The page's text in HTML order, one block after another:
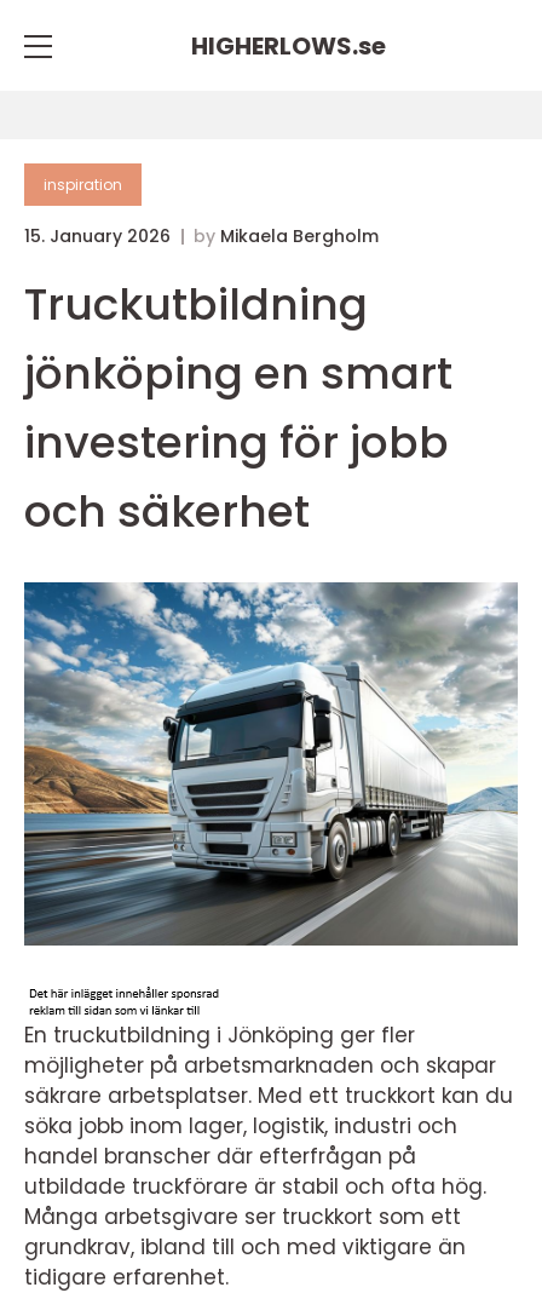
HIGHERLOWS.se
inspiration
15. January 2026 by Mikaela Bergholm
Truckutbildning
jönköping en smart
investering för jobb
och säkerhet
En truckutbildning i Jönköping ger fler
möjligheter på arbetsmarknaden och skapar
säkrare arbetsplatser. Med ett truckkort kan du
söka jobb inom lager, logistik, industri och
handel branscher där efterfrågan på
utbildade truckförare är stabil och ofta hög.
Många arbetsgivare ser truckkort som ett
grundkrav, ibland till och med viktigare än
tidigare erfarenhet.